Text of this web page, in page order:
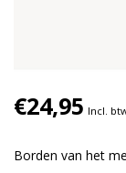
€24,95 Incl.
Borden van het